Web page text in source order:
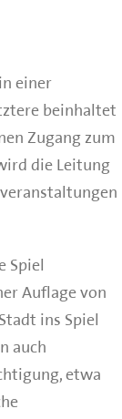
einer
beinhaltet
Zugang zum
die Leitung
Spiel
Auflage von
ins Spiel
auch
etwa